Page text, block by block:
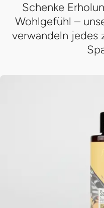
Schenke
Wohlgefühl –
verwandeln jedes